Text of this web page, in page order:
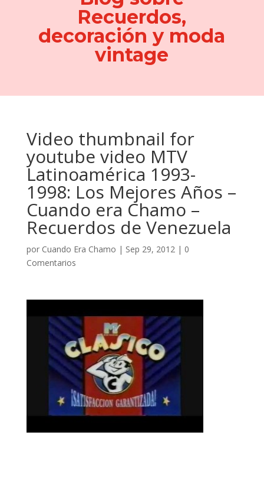
Recuerdos,
decoración y moda
vintage
Video thumbnail for
youtube video MTV
Latinoamérica 1993-
1998: Los Mejores Años –
Cuando era Chamo –
Recuerdos de Venezuela
por Cuando Era Chamo | Sep 29, 2012| 0
Comentarios